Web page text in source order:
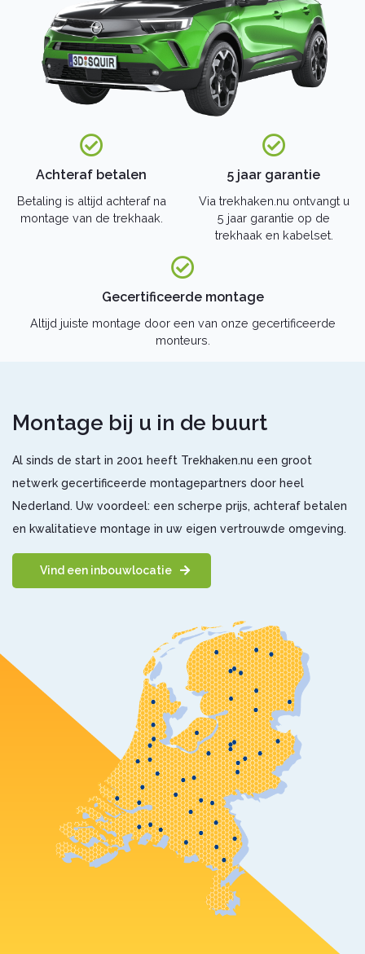
Volkswagen
Toyota
Polestar
BYD
Lynk & Co
Trekhaak merken
Brink trekhaak
Westfalia trekhaak
GDW trekhaak
Aragon trekhaak
URBENI trekhaak
La Fuente trekhaak
Tow-Trust trekhaak
Umbra Rimorchi trekhaak
Kennisbank
Dealer login
Achteraf betalen
Betaling is altijd achteraf na
montage van de trekhaak.
5 jaar garantie
Via trekhaken.nu ontvangt u
5 jaar garantie op de
trekhaak en kabelset.
Gecertificeerde montage
Altijd juiste montage door een van onze gecertificeerde
monteurs.
Montage bij u in de buurt
Al sinds de start in 2001 heeft Trekhaken.nu een groot
netwerk gecertificeerde montagepartners door heel
Nederland. Uw voordeel: een scherpe prijs, achteraf betalen
en kwalitatieve montage in uw eigen vertrouwde omgeving.
Vind een inbouwlocatie